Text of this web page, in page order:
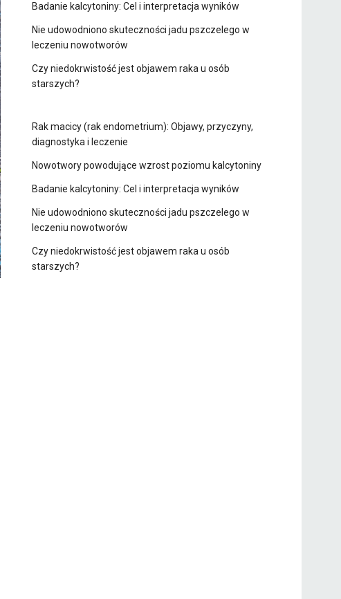
Badanie kalcytoniny: Cel i interpretacja wyników
Nie udowodniono skuteczności jadu pszczelego w
leczeniu nowotworów
Czy niedokrwistość jest objawem raka u osób
starszych?
Rak macicy (rak endometrium): Objawy, przyczyny,
diagnostyka i leczenie
Nowotwory powodujące wzrost poziomu kalcytoniny
Badanie kalcytoniny: Cel i interpretacja wyników
Nie udowodniono skuteczności jadu pszczelego w
leczeniu nowotworów
Czy niedokrwistość jest objawem raka u osób
starszych?